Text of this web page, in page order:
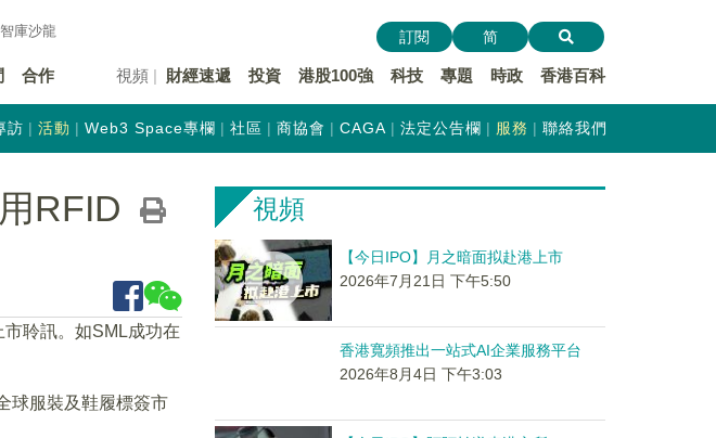
智庫沙龍
合作 視頻 財經速遞 投資 港股100強 科技 專題 時政 香港百科
訂閱 简
訪 活動 Web3 Space專欄 社區 商協會 CAGA 法定公告欄 服務 聯絡我們
RFID
聆訊。如SML成功在
球服裝及鞋履標簽市
視頻
【今日IPO】月之暗面拟赴港上市
2026年7月21日 下午5:50
香港寬頻推出一站式AI企業服務平台
2026年8月4日 下午3:03